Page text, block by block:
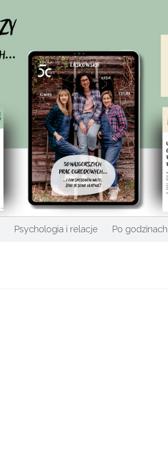
Psychologia i relacje Po godzinach